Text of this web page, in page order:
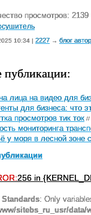
просмотров: 2139
10:34 | 2227 → блог
лица на видео для
для бизнеса: что
просмотров тик ток //
мониторинга
у моря в лесной зоне
256 in
: Only
sitebs_ru_usr/